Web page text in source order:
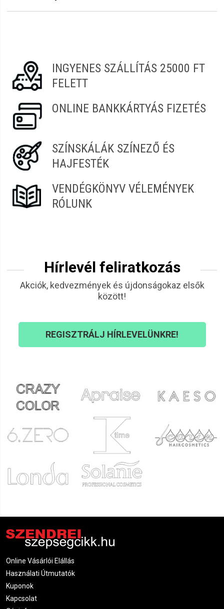
INGYENES SZÁLLÍTÁS 25000 FT
FELETT
ONLINE BANKKÁRTYÁS FIZETÉS
SZÍNSKÁLÁK SZÍNEZŐ ÉS
HAJFESTÉK
VENDÉGKÖNYV VÉLEMÉNYEK
RÓLUNK
Hírlevél feliratkozás
Akciók, kedvezmények és újdonságokaz elsők
között!
REGISZTRÁLJ HÍRLEVELÜNKRE!
Online Vásárlói Elállás
Használati Útmutatók
Kuponok
Kapcsolat